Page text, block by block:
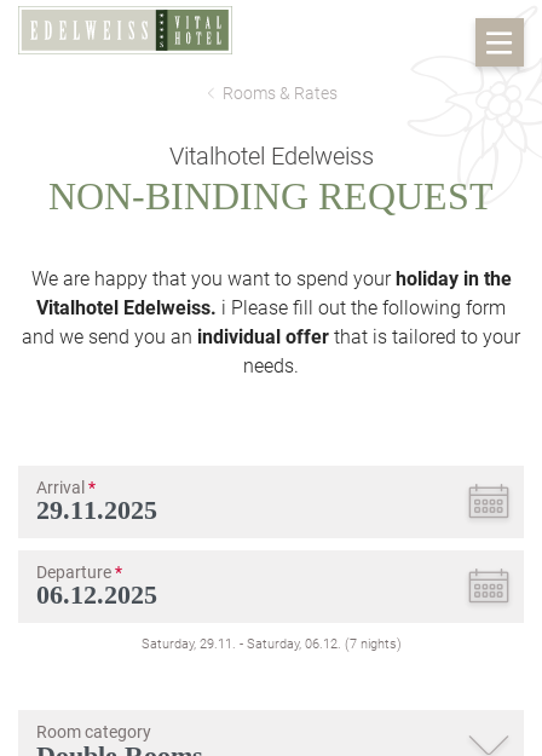
Rooms & Rates
Vitalhotel Edelweiss
NON-BINDING REQUEST
We are happy that you want to spend yourholiday in the
Vitalhotel Edelweiss. i Please fill out the following form
and we send you an individual offer that is tailored to your
needs.
Arrival *
Departure*
Saturday, 29.11. - Saturday, 06.12. (7 nights)
Room category